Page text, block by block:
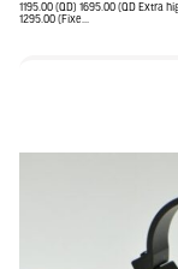
1195.00 (QD) 1695.00 (QD Extra
1295.00 (Fixe...